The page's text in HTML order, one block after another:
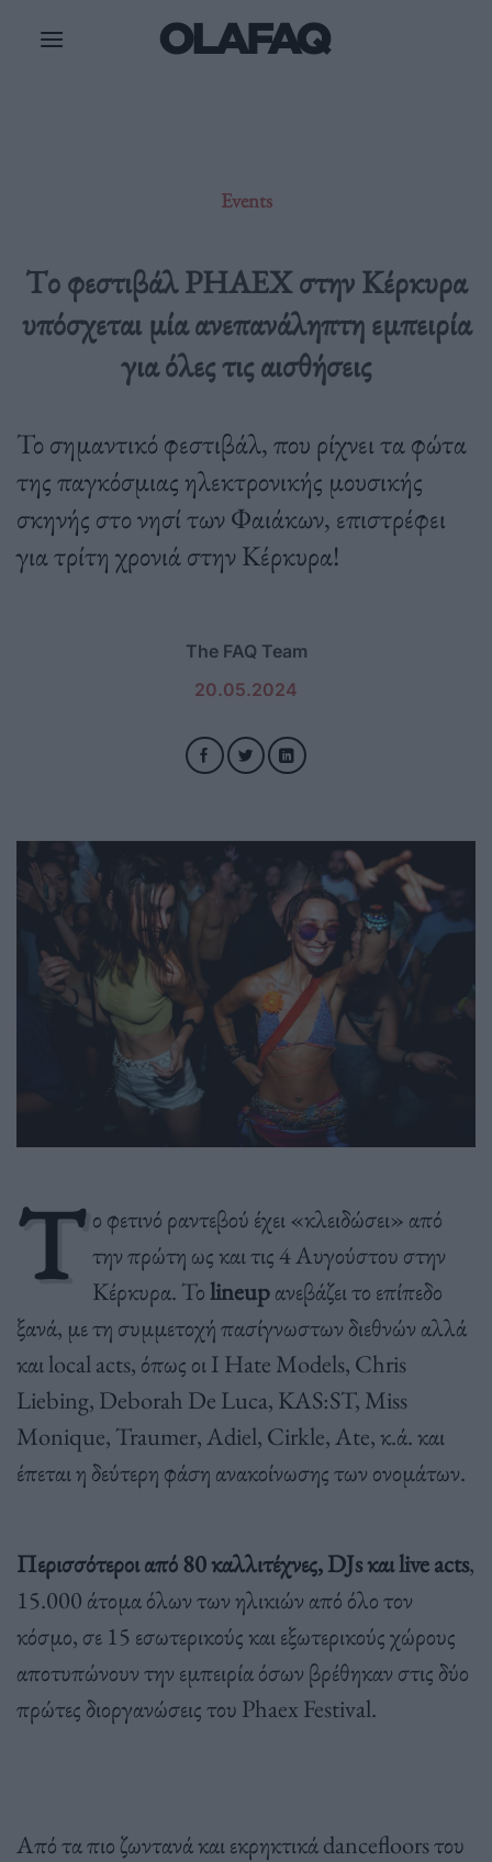
Events
Tο φεστιβάλ PHAEX στην Κέρκυρα
υπόσχεται μία ανεπανάληπτη εμπειρία
για όλες τις αισθήσεις
Το σημαντικό φεστιβάλ, που ρίχνει τα φώτα
της παγκόσμιας ηλεκτρονικής μουσικής
σκηνής στο νησί των Φαιάκων, επιστρέφει
για τρίτη χρονιά στην Κέρκυρα!
The FAQ Team
20.05.2024
Τ ο φετινό ραντεβού έχει «κλειδώσει» από
την πρώτη ως και τις 4 Αυγούστου στην
Κέρκυρα. Τοlineupανεβάζει το επίπεδο
ξανά, με τη συμμετοχή πασίγνωστων διεθνών αλλά
και local acts, όπως οι I Hate Models, Chris
Liebing, Deborah De Luca, KAS:ST, Miss
Monique, Traumer, Adiel, Cirkle, Ate, κ.ά. και
έπεται η δεύτερη φάση ανακοίνωσης των ονομάτων.
Περισσότεροι από 80 καλλιτέχνες, DJs και live acts,
15.000 άτομα όλων των ηλικιών από όλο τον
κόσμο, σε 15 εσωτερικούς και εξωτερικούς χώρους
αποτυπώνουν την εμπειρία όσων βρέθηκαν στις δύο
πρώτες διοργανώσεις του Phaex Festival.
Από τα πιο ζωντανά και εκρηκτικά dancefloors του